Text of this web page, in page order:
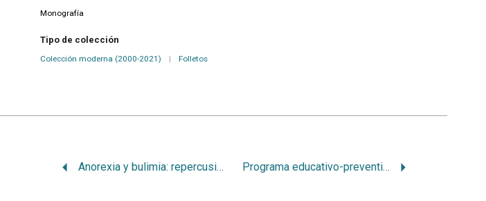
Monografía
Tipo de colección
Colección moderna (2000-2021) | Folletos
Anorexia y bulimia: repercusiones en la cavidad bucal Programa educativo-preventivo-asistencial 2004-2005. Jardin de infantes no.215 ‘Gabriela Mistral’